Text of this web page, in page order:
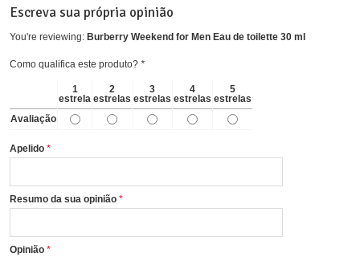
Escreva sua própria opinião
You're reviewing: Burberry Weekend for Men Eau de toilette 30 ml
Como qualifica este produto? *
1
estrela
2
estrelas
3
estrelas
4
estrelas
5
estrelas
Avaliação
Apelido
Resumo da sua opinião
Opinião